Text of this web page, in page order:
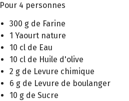
Pour 4 personnes
300 g de Farine
1 Yaourt nature
10 cl de Eau
10 cl de Huile d'olive
2 g de Levure chimique
6 g de Levure de boulanger
10 g de Sucre